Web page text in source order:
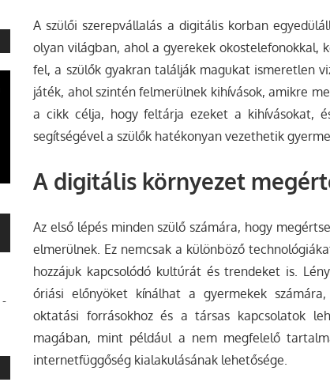
A szülői szerepvállalás a digitális korban
olyan világban, ahol a gyerekek okostelefonokkal,
fel, a szülők gyakran találják magukat ismeretlen
játék, ahol szintén felmerülnek kihívások, amikre
a cikk célja, hogy feltárja ezeket a kihívásokat,
segítségével a szülők hatékonyan vezethetik
A digitális környezet
Az első lépés minden szülő számára, hogy
elmerülnek. Ez nemcsak a különböző
hozzájuk kapcsolódó kultúrát és trendeket is.
óriási előnyöket kínálhat a gyermekek
oktatási forrásokhoz és a társas kapcsolatok
magában, mint például a nem megfelelő
internetfüggőség kialakulásának lehetősége.
-